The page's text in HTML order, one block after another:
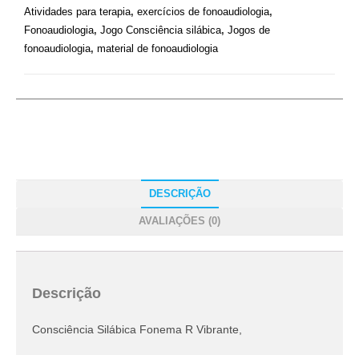
Atividades para terapia, exercícios de fonoaudiologia,
Fonoaudiologia, Jogo Consciência silábica, Jogos de
fonoaudiologia, material de fonoaudiologia
DESCRIÇÃO
AVALIAÇÕES (0)
Descrição
Consciência Silábica Fonema R Vibrante,